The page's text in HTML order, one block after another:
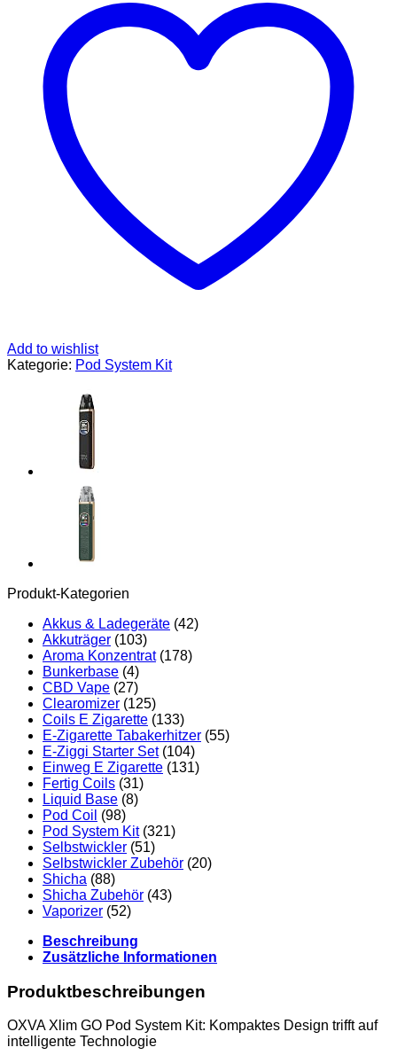
Add to wishlist
Kategorie: Pod System Kit
Produkt-Kategorien
Akkus & Ladegeräte (42)
Akkuträger (103)
Aroma Konzentrat (178)
Bunkerbase (4)
CBD Vape (27)
Clearomizer (125)
Coils E Zigarette (133)
E-Zigarette Tabakerhitzer (55)
E-Ziggi Starter Set (104)
Einweg E Zigarette (131)
Fertig Coils (31)
Liquid Base (8)
Pod Coil (98)
Pod System Kit (321)
Selbstwickler (51)
Selbstwickler Zubehör (20)
Shicha (88)
Shicha Zubehör (43)
Vaporizer (52)
Beschreibung
Zusätzliche Informationen
Produktbeschreibungen
OXVA Xlim GO Pod System Kit: Kompaktes Design trifft auf
intelligente Technologie